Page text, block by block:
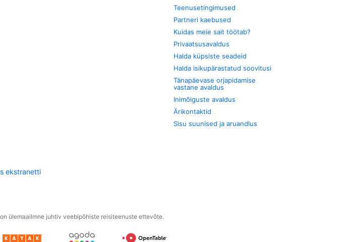
Teenusetingimused
Partneri kaebused
Kuidas meie sait töötab?
Privaatsusavaldus
Halda küpsiste seadeid
Halda isikupärastatud soovitusi
Tänapäevase orjapidamise
vastane avaldus
Inimõiguste avaldus
Ärikontaktid
Sisu suunised ja aruandlus
ekstranetti
ülemaailmne juhtiv veebipõhiste reisiteenuste ettevõte.